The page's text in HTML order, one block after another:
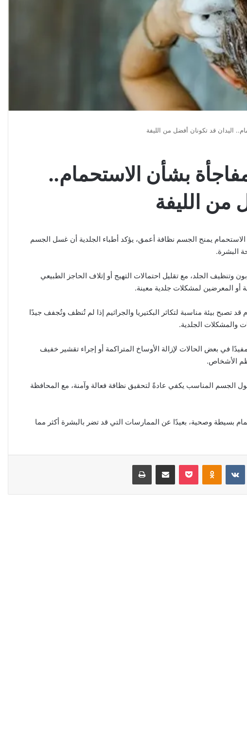
اليدان قد تكونان أفضل من الليفة
بشأن الاستحمام..
من الليفة
الاستحمام يمنح الجسم نظافة أعمق، يؤكد أطباء الجلدية أن غسل الجسم
البشرة.
وتنظيف الجلد، مع تقليل احتمالات التهيج أو إتلاف الحاجز الطبيعي
المعرضين لمشكلات جلدية معينة.
تصبح بيئة مناسبة لتكاثر البكتيريا والجراثيم إذا لم تُنظف وتُجفف جيدًا
والمشكلات الجلدية.
في بعض الحالات لإزالة الأوساخ المتراكمة أو إجراء تقشير خفيف
الأشخاص.
الجسم المناسب يكفي عادةً لتحقيق نظافة فعالة وآمنة، مع المحافظة
بسيطة وصحية، بعيدًا عن الممارسات التي قد تضر بالبشرة أكثر مما